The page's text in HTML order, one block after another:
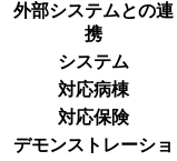
外部システムとの連
携
システム
対応病棟
対応保険
デモンストレーショ